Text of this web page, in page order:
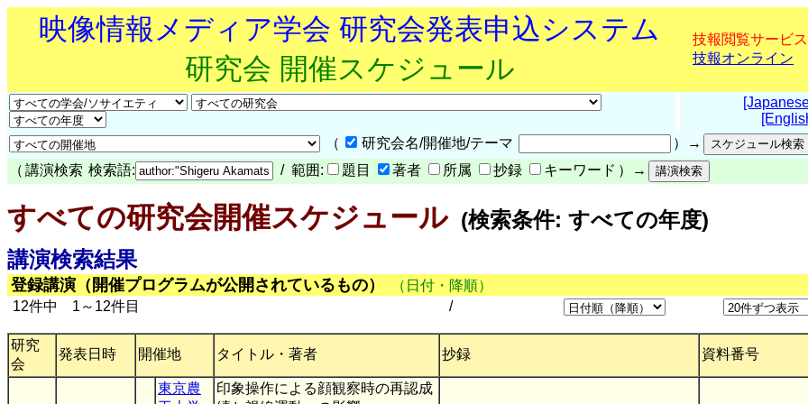
映像情報メディア学会 研究会発表申込システム
研究会 開催スケジュール
技報閲覧サービス
技報オンライン
（
研究会名/開催地/テーマ
）→
（ 講演検索 検索語: / 範囲: 題目 著者 所属 抄録 キーワード ）→
すべての研究会開催スケジュール(検索条件: すべての年度)
講演検索結果
登録講演（開催プログラムが公開されているもの）
（日付・降順）
12件中 1～12件目
/
研究
会
発表日時 開催地 タイトル・著者 抄録 資料番号
東京農
印象操作による顔観察時の再認成